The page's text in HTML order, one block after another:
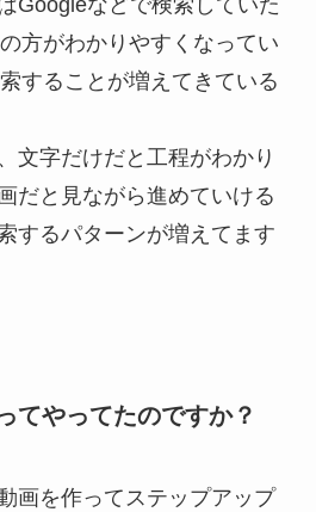
方がわかりやすくなってい
することが増えてきている
文字だけだと工程がわかり
だと見ながら進めていける
するパターンが増えてます
てやってたのですか？
画を作ってステップアップ